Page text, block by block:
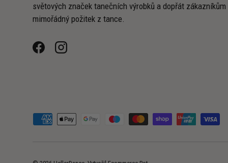
světových značek tanečních výrobků a dopřát zákazníkům
mimořádný požitek z tance.
FacebookInstagram
Přijímané platební metody